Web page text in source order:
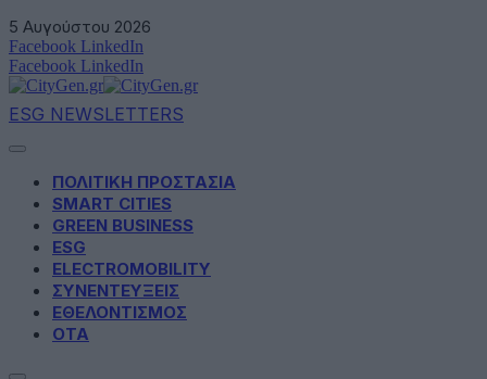
5 Αυγούστου 2026
Facebook LinkedIn
Facebook LinkedIn
ESG NEWSLETTERS
ΠΟΛΙΤΙΚΗ ΠΡΟΣΤΑΣΙΑ
SMART CITIES
GREEN BUSINESS
ESG
ELECTROMOBILITY
ΣΥΝΕΝΤΕΥΞΕΙΣ
ΕΘΕΛΟΝΤΙΣΜΟΣ
ΟΤΑ